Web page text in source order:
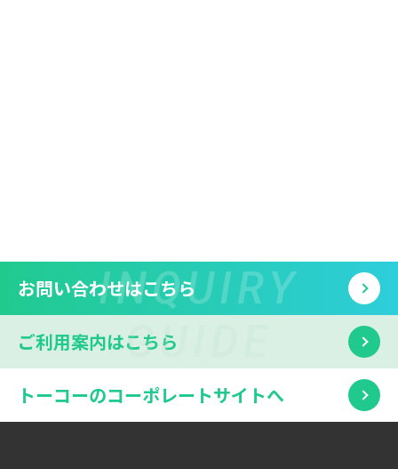
お問い合わせはこちら
ご利用案内はこちら
トーコーのコーポレートサイトへ